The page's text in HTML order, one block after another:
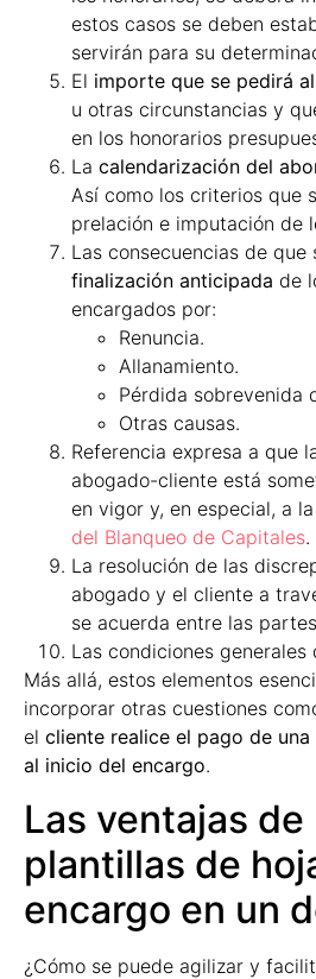
estos casos se deben
servirán para su
El importe que se pedirá
u otras circunstancias y
en los honorarios
La calendarización del
Así como los criterios que
prelación e imputación de
Las consecuencias de que
finalización anticipada de
encargados por:
Renuncia.
Allanamiento.
Pérdida sobrevenida
Otras causas.
Referencia expresa a que
abogado-cliente está
en vigor y, en especial, a la
del Blanqueo de Capitales.
La resolución de las
abogado y el cliente a
se acuerda entre las
Las condiciones
Más allá, estos elementos
incorporar otras cuestiones
el cliente realice el pago de
al inicio del encargo.
Las ventajas de
plantillas de
encargo en un
¿Cómo se puede agilizar y